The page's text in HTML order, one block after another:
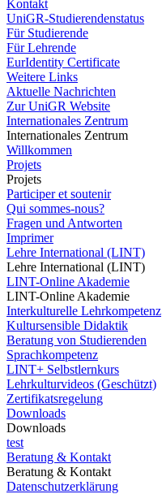
Kontakt
UniGR-Studierendenstatus
Für Studierende
Für Lehrende
EurIdentity Certificate
Weitere Links
Aktuelle Nachrichten
Zur UniGR Website
Internationales Zentrum
Internationales Zentrum
Willkommen
Projets
Projets
Participer et soutenir
Qui sommes-nous?
Fragen und Antworten
Imprimer
Lehre International (LINT)
Lehre International (LINT)
LINT-Online Akademie
LINT-Online Akademie
Interkulturelle Lehrkompetenz
Kultursensible Didaktik
Beratung von Studierenden
Sprachkompetenz
LINT+ Selbstlernkurs
Lehrkulturvideos (Geschützt)
Zertifikatsregelung
Downloads
Downloads
test
Beratung & Kontakt
Beratung & Kontakt
Datenschutzerklärung